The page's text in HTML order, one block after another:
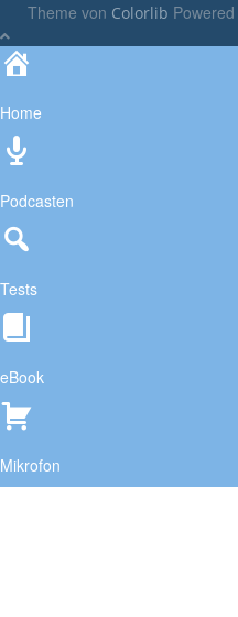
Theme von Colorlib
Home
Podcasten
Tests
eBook
Mikrofon